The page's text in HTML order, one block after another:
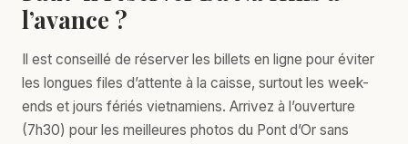
l’avance ?
Il est conseillé de réserver les billets en ligne pour éviter
les longues files d’attente à la caisse, surtout les week-
ends et jours fériés vietnamiens. Arrivez à l’ouverture
(7h30) pour les meilleures photos du Pont d’Or sans